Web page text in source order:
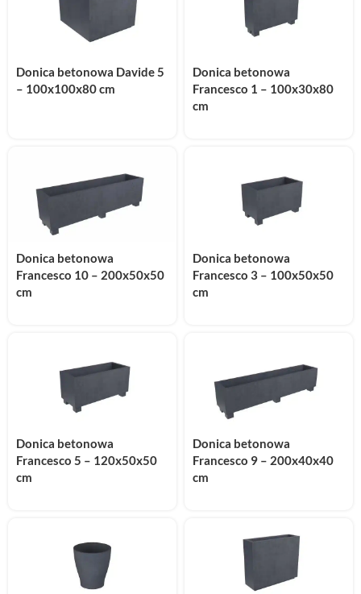
Donica betonowa Davide 5
– 100x100x80 cm
Donica betonowa
Francesco 1 – 100x30x80
cm
Donica betonowa
Francesco 10 – 200x50x50
cm
Donica betonowa
Francesco 3 – 100x50x50
cm
Donica betonowa
Francesco 5 – 120x50x50
cm
Donica betonowa
Francesco 9 – 200x40x40
cm